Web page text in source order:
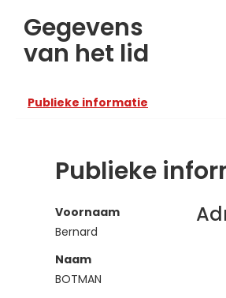
Gegevens
van het lid
Publieke informatie
Publieke
Voornaam
Bernard
Naam
BOTMAN